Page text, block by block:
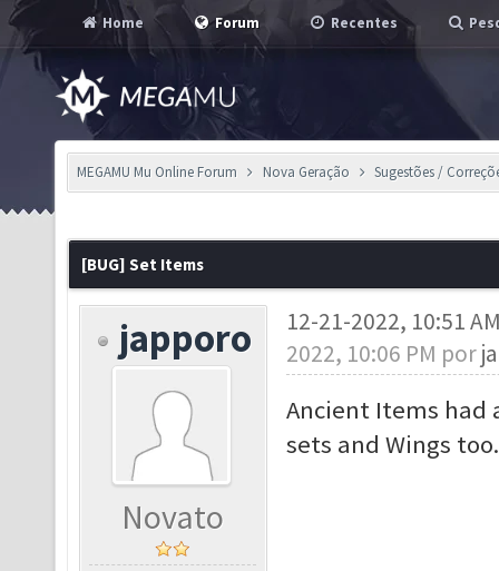
Home Forum Recentes
MEGAMU Mu Online Forum Nova Geração Sugestões /
[BUG] Set Items
japporo
Novato
12-21-2022, 10:51
2022, 10:06 PM por
Ancient Items had
sets and Wings too.